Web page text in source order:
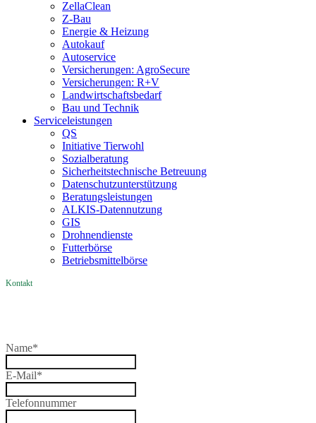
ZellaClean
Z-Bau
Energie & Heizung
Autokauf
Autoservice
Versicherungen: AgroSecure
Versicherungen: R+V
Landwirtschaftsbedarf
Bau und Technik
Service­­leistungen
QS
Initiative Tierwohl
Sozialberatung
Sicherheitstechnische Betreuung
Datenschutzunterstützung
Beratungsleistungen
ALKIS-Datennutzung
GIS
Drohnendienste
Futterbörse
Betriebsmittelbörse
Kontakt
Name*
E-Mail*
Telefonnummer